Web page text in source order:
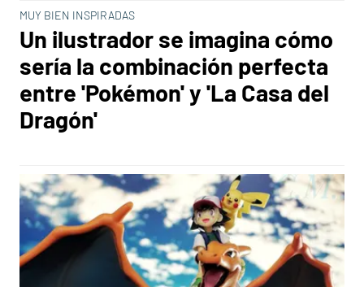
MUY BIEN INSPIRADAS
Un ilustrador se imagina cómo
sería la combinación perfecta
entre 'Pokémon' y 'La Casa del
Dragón'